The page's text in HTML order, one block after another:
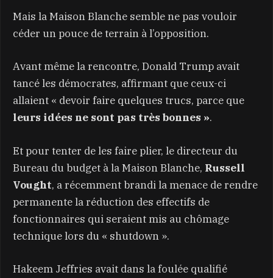
Mais la Maison Blanche semble ne pas vouloir
céder un pouce de terrain à l’opposition.
Avant même la rencontre, Donald Trump avait
tancé les démocrates, affirmant que ceux-ci
allaient « devoir faire quelques trucs, parce que
leurs idées ne sont pas très bonnes ».
Et pour tenter de les faire plier, le directeur du
Bureau du budget à la Maison Blanche, Russell
Vought, a récemment brandi la menace de rendre
permanente la réduction des effectifs de
fonctionnaires qui seraient mis au chômage
technique lors du « shutdown ».
Hakeem Jeffries avait dans la foulée qualifié